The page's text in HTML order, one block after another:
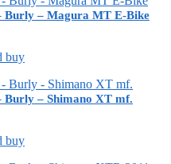
Burly – Magura MT E-Bike
buy
Burly – Shimano XT mf.
buy